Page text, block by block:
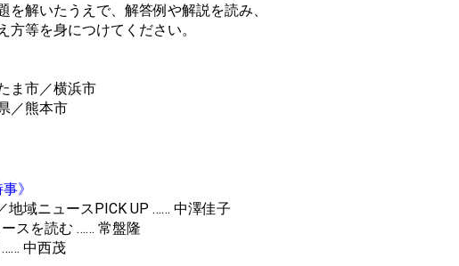
を解いたうえで、解答例や解説を読み、
方等を身につけてください。
ま市／横浜市
／熊本市
》
地域ニュースPICK UP …… 中澤佳子
スを読む …… 常盤隆
中西茂